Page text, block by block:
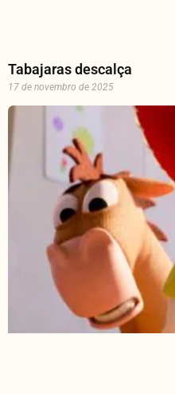
Tabajaras descalça
17 de novembro de 2025